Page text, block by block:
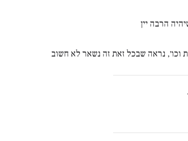
הרבה יין
וכו׳, נראה שבכל זאת זה נשאר לא חשוב